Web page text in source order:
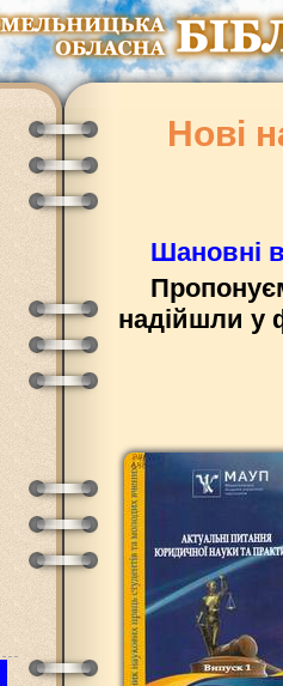
Нові
Шановні
надійшли у